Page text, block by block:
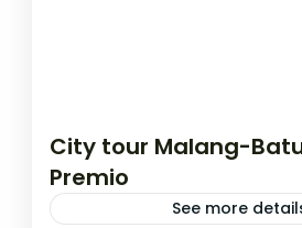
City tour Malang-
Premio
See more